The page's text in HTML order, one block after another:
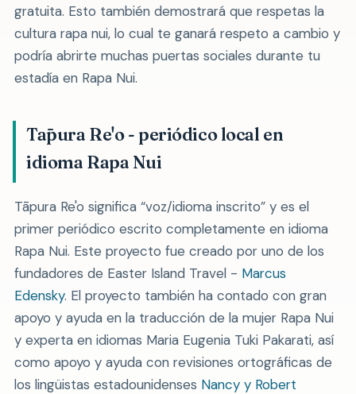
gratuita. Esto también demostrará que respetas la
cultura rapa nui, lo cual te ganará respeto a cambio y
podría abrirte muchas puertas sociales durante tu
estadía en Rapa Nui.
Tāpura Re'o - periódico local en
idioma Rapa Nui
Tāpura Re'o significa voz/idioma inscrito y es el
primer periódico escrito completamente en idioma
Rapa Nui. Este proyecto fue creado por uno de los
fundadores de Easter Island Travel - Marcus
Edensky. El proyecto también ha contado con gran
apoyo y ayuda en la traducción de la mujer Rapa Nui
y experta en idiomas Maria Eugenia Tuki Pakarati, así
como apoyo y ayuda con revisiones ortográficas de
los lingüistas estadounidenses Nancy y Robert